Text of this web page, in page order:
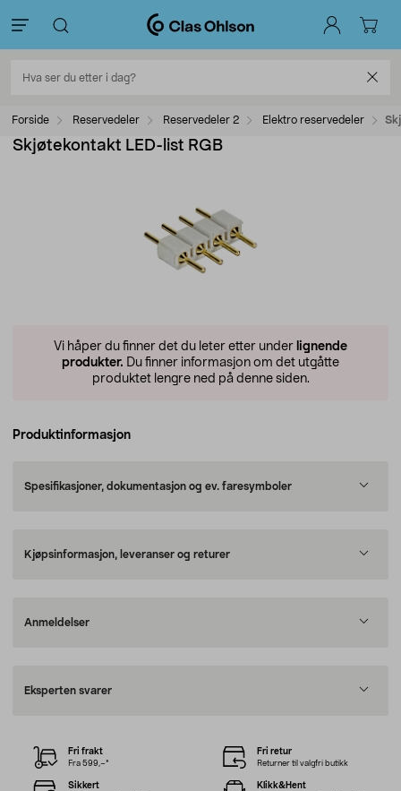
Forside Reservedeler Reservedeler 2 Elektro reservedeler
Skjøtekontakt LED-list RGB
Vi håper du finner det du leter etter under lignende
produkter. Du finner informasjon om det utgåtte
produktet lengre ned på denne siden.
Produktinformasjon
Spesifikasjoner, dokumentasjon og ev. faresymboler
Kjøpsinformasjon, leveranser og returer
Anmeldelser
Eksperten svarer
Fri frakt
Fra 599,–*
Fri retur
Returner til valgfri butikk
Sikkert Klikk&Hent